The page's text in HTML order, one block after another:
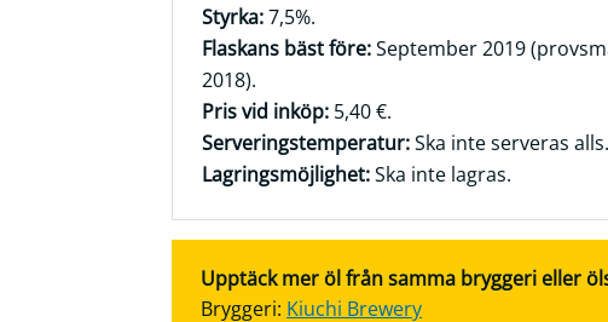
Styrka:7,5%.
Flaskans bäst före:September 2019
2018).
Pris vid inköp: 5,40 €.
Serveringstemperatur:Ska inte serveras alls.
Lagringsmöjlighet:Ska inte lagras.
Upptäck mer öl från samma bryggeri eller
Bryggeri: Kiuchi Brewery